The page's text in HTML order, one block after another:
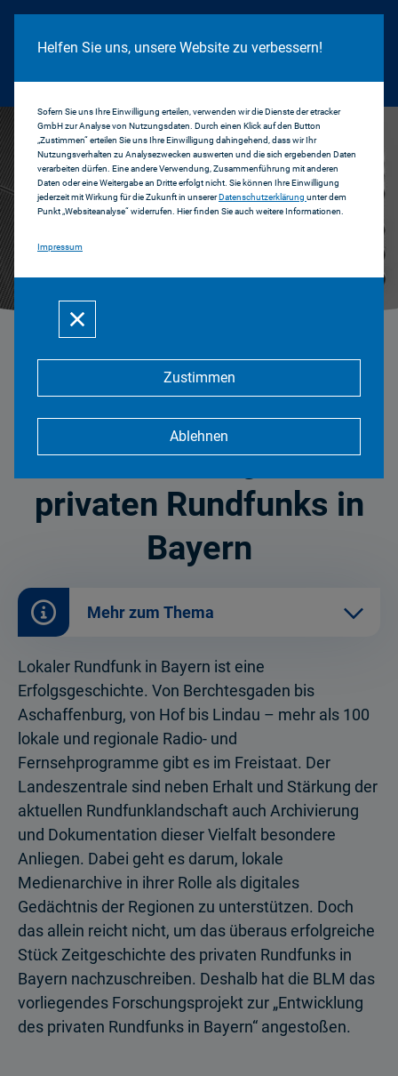
Cookie Hinweis
Helfen Sie uns, unsere Website zu verbessern!
Sofern Sie uns Ihre Einwilligung erteilen, verwenden wir die Dienste der etracker
GmbH zur Analyse von Nutzungsdaten. Durch einen Klick auf den Button
„Zustimmen“ erteilen Sie uns Ihre Einwilligung dahingehend, dass wir Ihr
Nutzungsverhalten zu Analysezwecken auswerten und die sich ergebenden Daten
verarbeiten dürfen. Eine andere Verwendung, Zusammenführung mit anderen
Daten oder eine Weitergabe an Dritte erfolgt nicht. Sie können Ihre Einwilligung
jederzeit mit Wirkung für die Zukunft in unsererDatenschutzerklärung unter dem
Punkt „Websiteanalyse“ widerrufen. Hier finden Sie auch weitere Informationen.
Impressum
Zustimmen
Ablehnen
Entwicklung des
privaten Rundfunks in
Bayern
Mehr zum Thema
Lokaler Rundfunk in Bayern ist eine
Erfolgsgeschichte. Von Berchtesgaden bis
Aschaffenburg, von Hof bis Lindau – mehr als 100
lokale und regionale Radio- und
Fernsehprogramme gibt es im Freistaat. Der
Landeszentrale sind neben Erhalt und Stärkung der
aktuellen Rundfunklandschaft auch Archivierung
und Dokumentation dieser Vielfalt besondere
Anliegen. Dabei geht es darum, lokale
Medienarchive in ihrer Rolle als digitales
Gedächtnis der Regionen zu unterstützen. Doch
das allein reicht nicht, um das überaus erfolgreiche
Stück Zeitgeschichte des privaten Rundfunks in
Bayern nachzuschreiben. Deshalb hat die BLM das
vorliegendes Forschungsprojekt zur „Entwicklung
des privaten Rundfunks in Bayern“ angestoßen.